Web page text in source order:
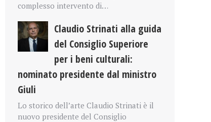
complesso intervento di…
Claudio Strinati alla guida
del Consiglio Superiore
per i beni culturali:
nominato presidente dal ministro
Giuli
Lo storico dell’arte Claudio Strinati è il
nuovo presidente del Consiglio